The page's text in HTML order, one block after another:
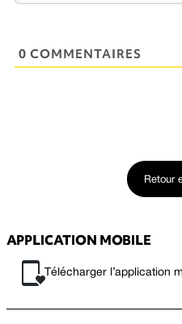
0 COMMENTAIRES
Retour
APPLICATION MOBILE
Télécharger l’application